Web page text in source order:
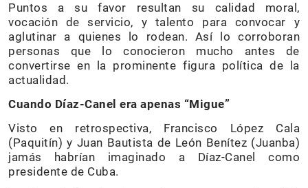
Puntos a su favor resultan su calidad moral,
vocación de servicio, y talento para convocar y
aglutinar a quienes lo rodean. Así lo corroboran
personas que lo conocieron mucho antes de
convertirse en la prominente figura política de la
actualidad.
Cuando Díaz-Canel era apenas “Migue”
Visto en retrospectiva, Francisco López Cala
(Paquitín) y Juan Bautista de León Benítez (Juanba)
jamás habrían imaginado a Díaz-Canel como
presidente de Cuba.